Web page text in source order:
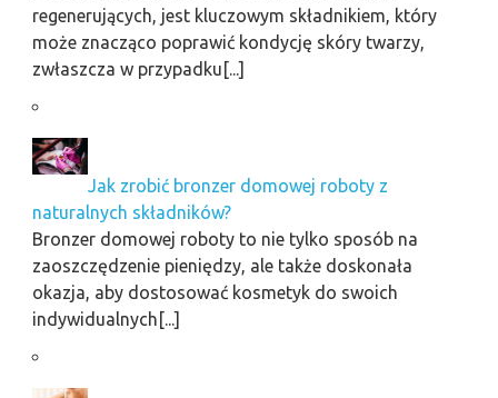
regenerujących, jest kluczowym składnikiem, który
może znacząco poprawić kondycję skóry twarzy,
zwłaszcza w przypadku[...]
Jak zrobić bronzer domowej roboty z
naturalnych składników?
Bronzer domowej roboty to nie tylko sposób na
zaoszczędzenie pieniędzy, ale także doskonała
okazja, aby dostosować kosmetyk do swoich
indywidualnych[...]